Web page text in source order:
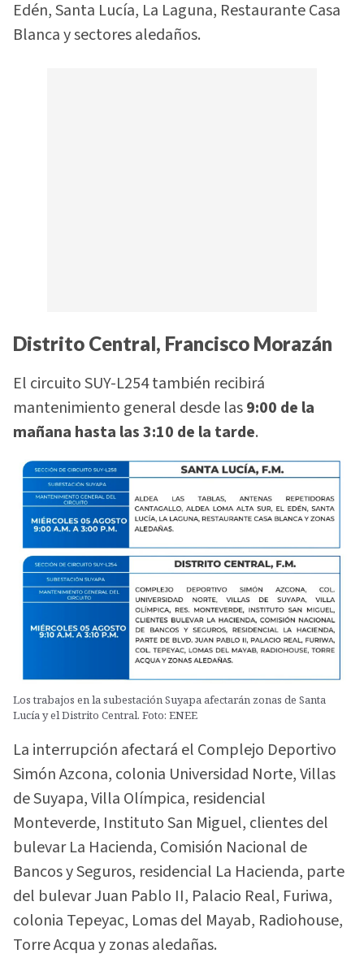
Edén, Santa Lucía, La Laguna, Restaurante Casa
Blanca y sectores aledaños.
Distrito Central, Francisco Morazán
El circuito SUY-L254 también recibirá
mantenimiento general desde las9:00 de la
mañana hasta las 3:10 de la tarde.
Los trabajos en la subestación Suyapa afectarán zonas de Santa
Lucía y el Distrito Central. Foto: ENEE
La interrupción afectará el Complejo Deportivo
Simón Azcona, colonia Universidad Norte, Villas
de Suyapa, Villa Olímpica, residencial
Monteverde, Instituto San Miguel, clientes del
bulevar La Hacienda, Comisión Nacional de
Bancos y Seguros, residencial La Hacienda, parte
del bulevar Juan Pablo II, Palacio Real, Furiwa,
colonia Tepeyac, Lomas del Mayab, Radiohouse,
Torre Acqua y zonas aledañas.